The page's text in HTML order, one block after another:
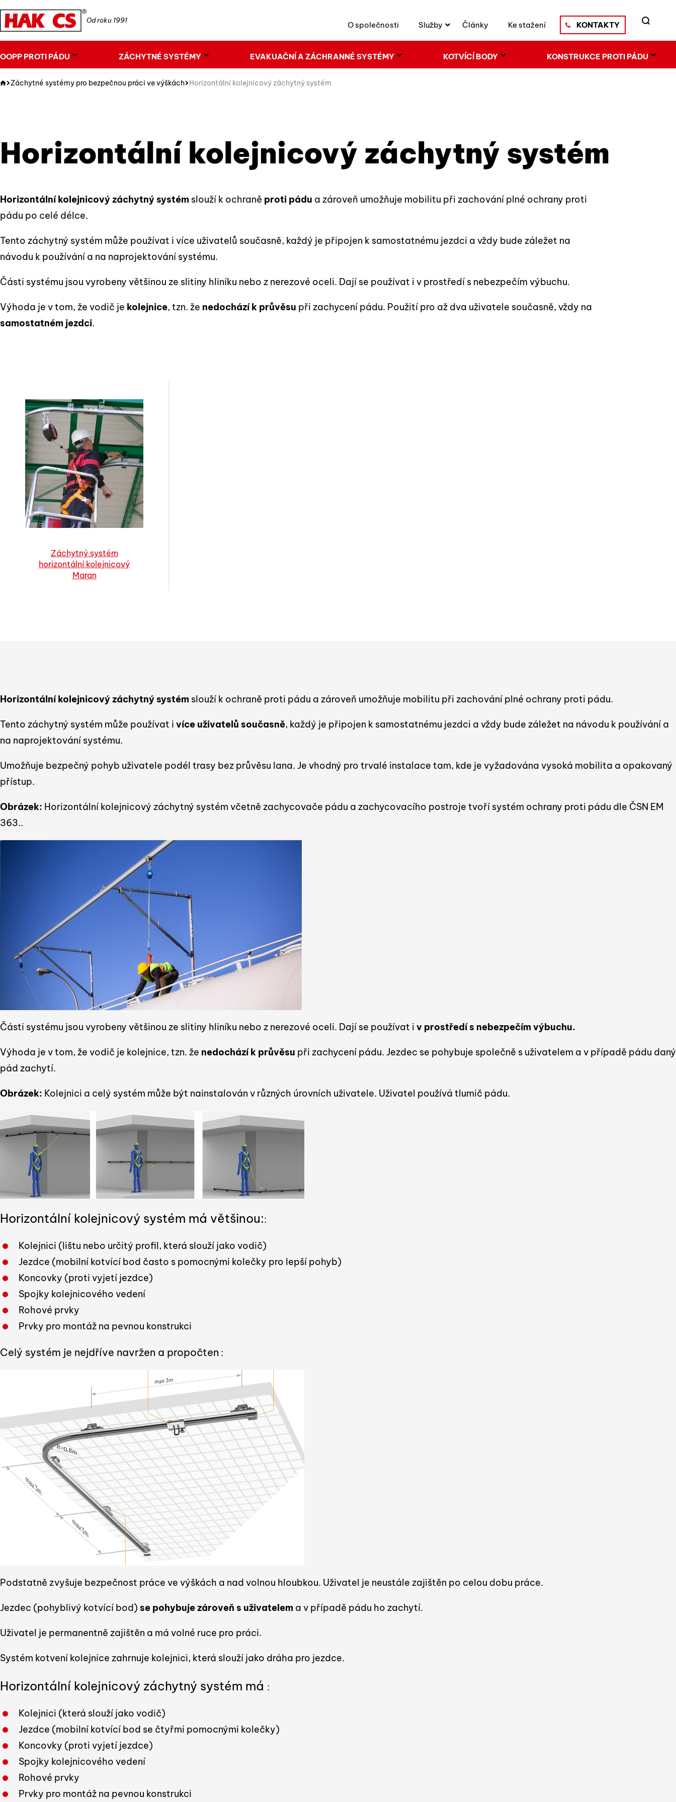
Od roku 1991
OOPP PROTI PÁDU ZÁCHYTNÉ SYSTÉMY EVAKUAČNÍ A ZÁCHRANNÉ SYSTÉMY KOTVÍCÍ BODY KONSTRUKCE PROTI PÁDU
O společnosti Služby Články Ke stažení KONTAKTY
HLEDAT
Záchytné systémy pro bezpečnou práci ve výškách Horizontální kolejnicový záchytný systém
Horizontální kolejnicový záchytný systém
Horizontální kolejnicový záchytný systém slouží k ochraně proti pádu a zároveň umožňuje mobilitu při zachování plné ochrany proti
pádu po celé délce.
Tento záchytný systém může používat i více uživatelů současně, každý je připojen k samostatnému jezdci a vždy bude záležet na
návodu k používání a na naprojektování systému.
Části systému jsou vyrobeny většinou ze slitiny hliníku nebo z nerezové oceli. Dají se používat i v prostředí s nebezpečím výbuchu.
Výhoda je v tom, že vodič je kolejnice, tzn. že nedochází k průvěsu při zachycení pádu. Použití pro až dva uživatele současně, vždy na
samostatném jezdci.
Záchytný systém
horizontální kolejnicový
Maran
Horizontální kolejnicový záchytný systém slouží k ochraně proti pádu a zároveň umožňuje mobilitu při zachování plné ochrany proti pádu.
Tento záchytný systém může používat i více uživatelů současně, každý je připojen k samostatnému jezdci a vždy bude záležet na návodu k používání a
na naprojektování systému.
Umožňuje bezpečný pohyb uživatele podél trasy bez průvěsu lana. Je vhodný pro trvalé instalace tam, kde je vyžadována vysoká mobilita a opakovaný
přístup.
Obrázek: Horizontální kolejnicový záchytný systém včetně zachycovače pádu a zachycovacího postroje tvoří systém ochrany proti pádu dle ČSN EM
363..
Části systému jsou vyrobeny většinou ze slitiny hliníku nebo z nerezové oceli. Dají se používat i v prostředí s nebezpečím výbuchu.
Výhoda je v tom, že vodič je kolejnice, tzn. že nedochází k průvěsu při zachycení pádu. Jezdec se pohybuje společně s uživatelem a v případě pádu daný
pád zachytí.
Obrázek: Kolejnici a celý systém může být nainstalován v různých úrovních uživatele. Uživatel používá tlumič pádu.
Horizontální kolejnicový systém má většinou::
Kolejnici (lištu nebo určitý profil, která slouží jako vodič)
Jezdce (mobilní kotvící bod často s pomocnými kolečky pro lepší pohyb)
Koncovky (proti vyjetí jezdce)
Spojky kolejnicového vedení
Rohové prvky
Prvky pro montáž na pevnou konstrukci
Celý systém je nejdříve navržen a propočten :
Podstatně zvyšuje bezpečnost práce ve výškách a nad volnou hloubkou. Uživatel je neustále zajištěn po celou dobu práce.
Jezdec (pohyblivý kotvící bod) se pohybuje zároveň s uživatelem a v případě pádu ho zachytí.
Uživatel je permanentně zajištěn a má volné ruce pro práci.
Systém kotvení kolejnice zahrnuje kolejnici, která slouží jako dráha pro jezdce.
Horizontální kolejnicový záchytný systém má :
Kolejnici (která slouží jako vodič)
Jezdce (mobilní kotvící bod se čtyřmi pomocnými kolečky)
Koncovky (proti vyjetí jezdce)
Spojky kolejnicového vedení
Rohové prvky
Prvky pro montáž na pevnou konstrukci